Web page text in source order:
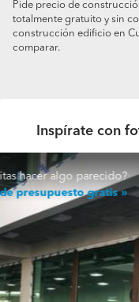
Pide precio de
totalmente gratuito y sin
construcción edificio en
comparar.
Inspírate con